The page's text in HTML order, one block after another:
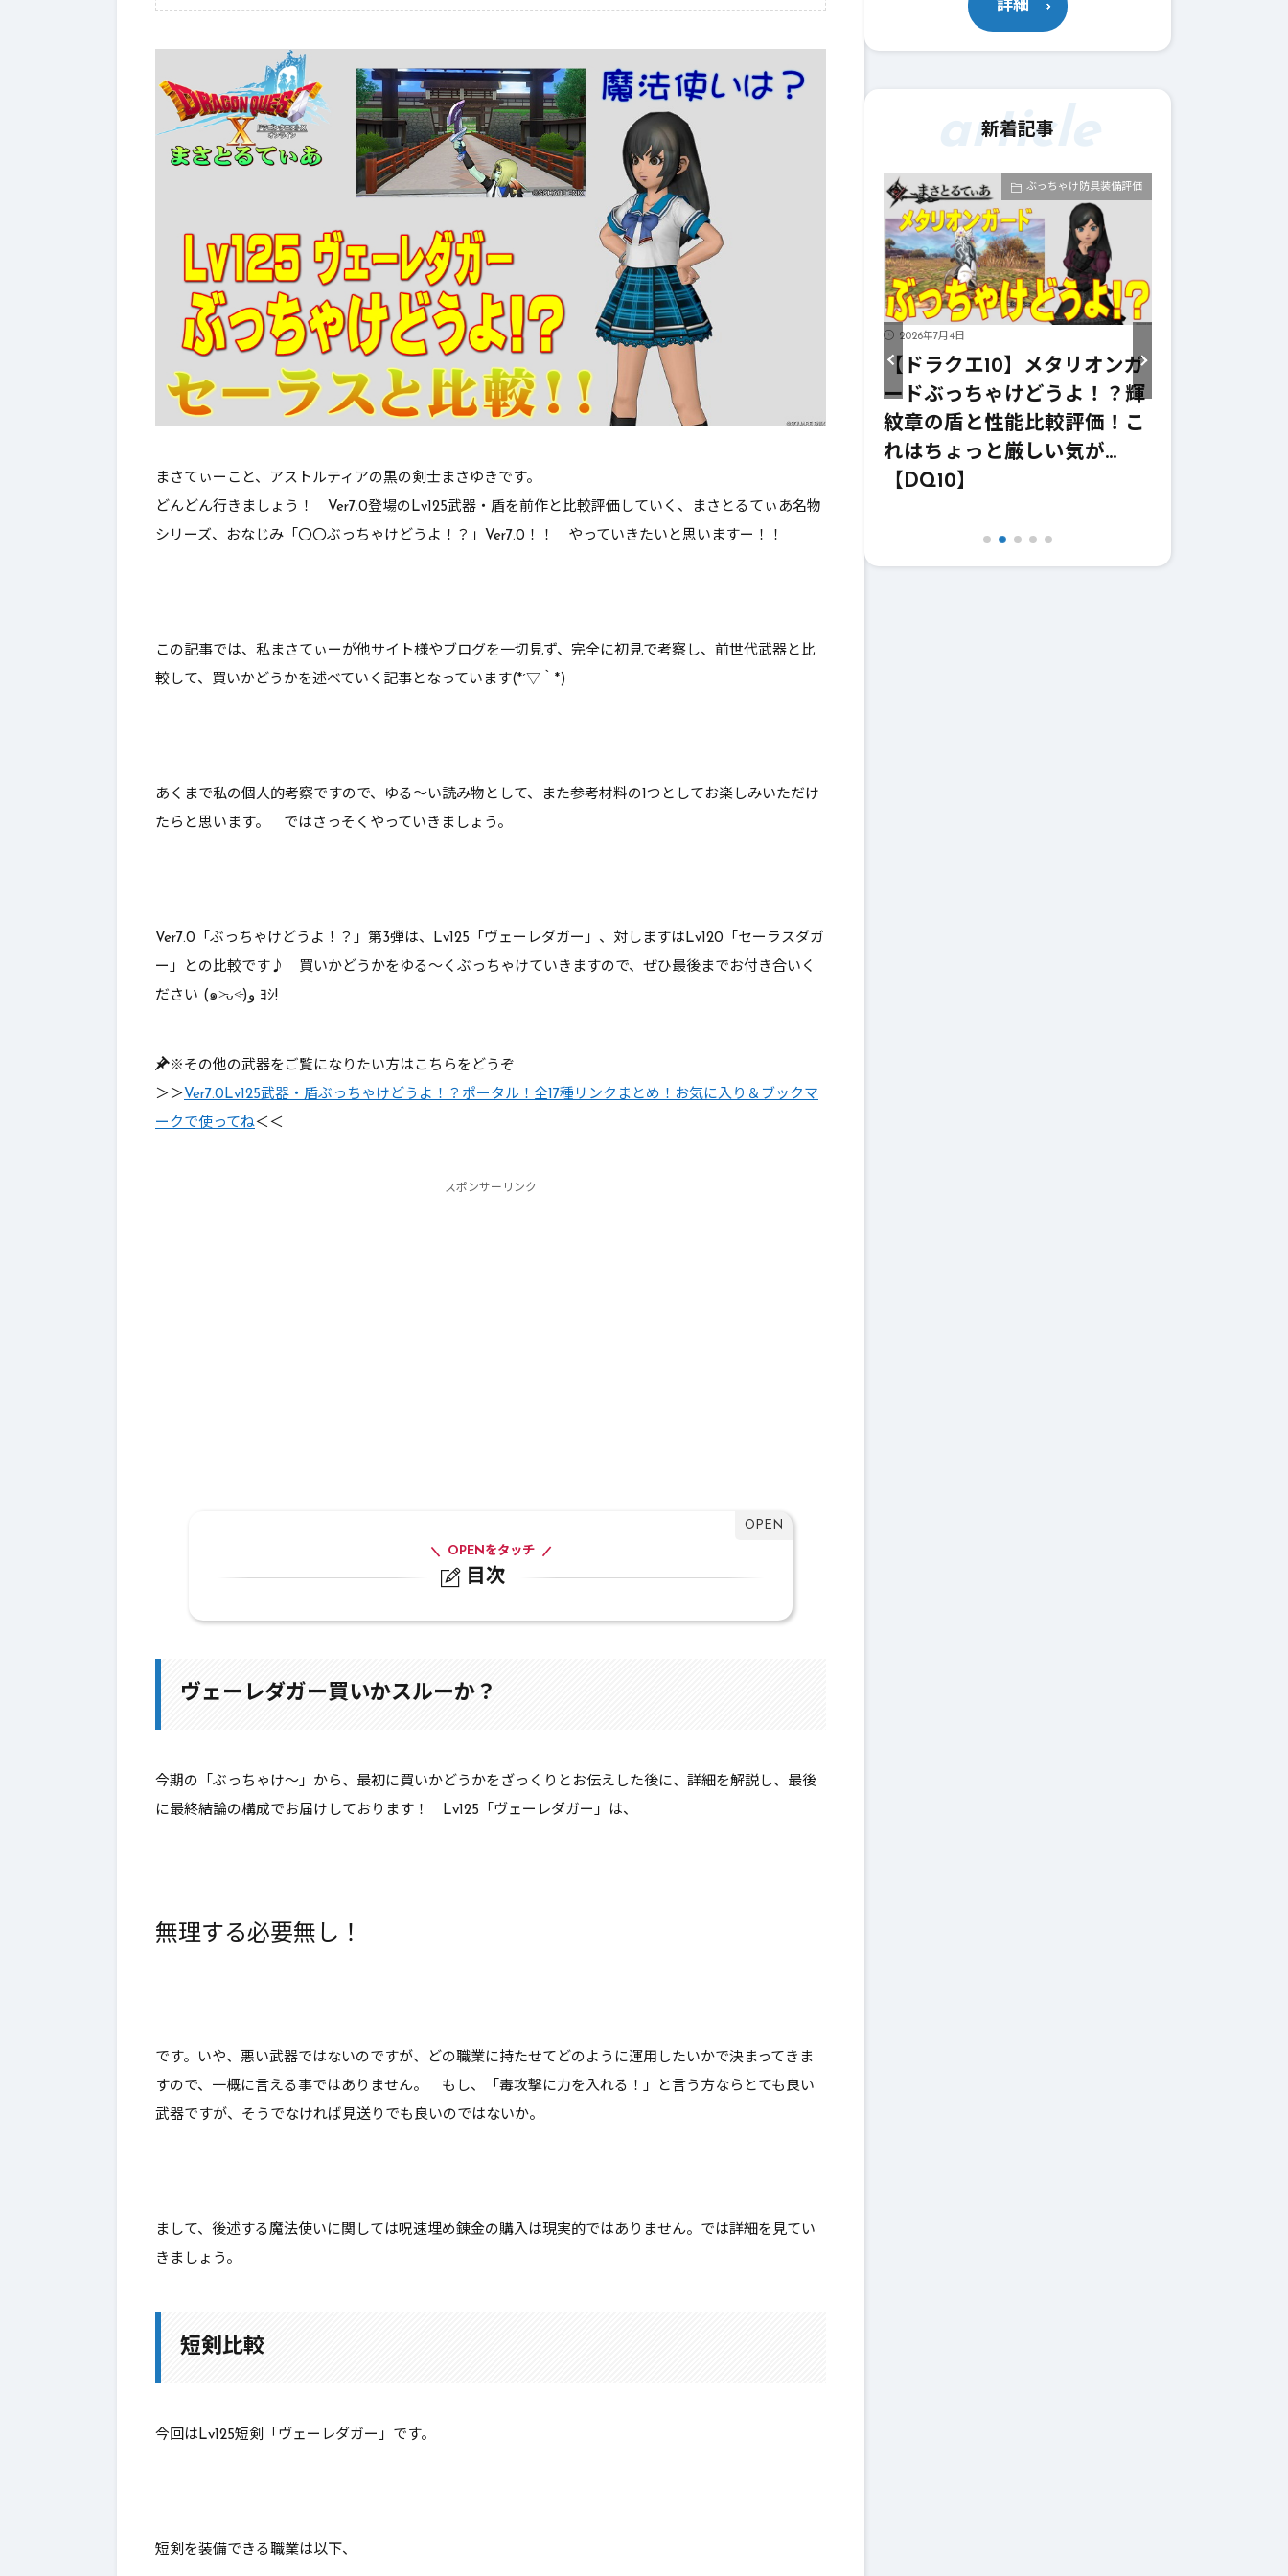
まさてぃーこと、アストルティアの黒の剣士まさゆきです。
どんどん行きましょう！ Ver7.0登場のLv125武器・盾を前作と比較評価していく、まさとるてぃあ名物
シリーズ、おなじみ「 〇〇ぶっちゃけどうよ！？ 」Ver7.0！！ やっていきたいと思いますー！！
この記事では、私まさてぃーが他サイト様やブログを一切見ず、完全に初見で考察し、前世代武器と比
較して、
買いかどうかを述べていく 記事となっています(*´▽｀*)
あくまで私の個人的考察ですので、ゆる～い読み物として、また参考材料の1つとしてお楽しみいただけ
たらと思います。 ではさっそくやっていきましょう。
Ver7.0「ぶっちゃけどうよ！？」第3弾は、Lv125「ヴェーレダガー」、対しますはLv120「セーラスダガ
ー」との比較です♪ 買いかどうかをゆる～くぶっちゃけていきますので、ぜひ最後までお付き合いく
ださい (๑˃̵ᴗ˂̵)و ﾖｼ!
※その他の武器をご覧になりたい方はこちらをどうぞ
＞＞Ver7.0Lv125武器・盾ぶっちゃけどうよ！？ポータル！全17種リンクまとめ！お気に入り＆ブックマ
ークで使ってね＜＜
スポンサーリンク
目次
OPENをタッチ
3. Lv125：ヴェーレダガー
5. 職業別一覧表
ヴェーレダガー買いかスルーか？
今期の「ぶっちゃけ～」から、最初に買いかどうかをざっくりとお伝えした後に、詳細を解説し、最後
に最終結論の構成でお届けしております！ Lv125「ヴェーレダガー」は、
無理する必要無し！
です。いや、悪い武器ではないのですが、どの職業に持たせてどのように運用したいかで決まってきま
すので、一概に言える事ではありません。 もし、「毒攻撃に力を入れる！」と言う方ならとても良い
武器ですが、そうでなければ見送りでも良いのではないか。
まして、後述する魔法使いに関しては呪速埋め錬金の購入は現実的ではありません。では詳細を見てい
きましょう。
短剣比較
今回はLv125短剣「ヴェーレダガー」です。
短剣を装備できる職業は以下、
詳細
新着記事
article
ぶっちゃけ武器評価
2026年7月4日
【ドラクエ10】レーザーエッ
ジぶっちゃけどうよ！？クリ
スターライトと比較評価！な
功率が…【DQ10】【ブーメラ
ン】
2026年7月4日
【ドラクエ10】メタリオンシ
ールドぶっちゃけどうよ！？
神樹の大盾と性能比較評価！
ぶっちゃけ防具装備評価
2026年7月4日
【ドラクエ10】メタリオンガ
ードぶっちゃけどうよ！？輝
紋章の盾と性能比較評価！こ
れはちょっと厳しい気が…
【DQ10】